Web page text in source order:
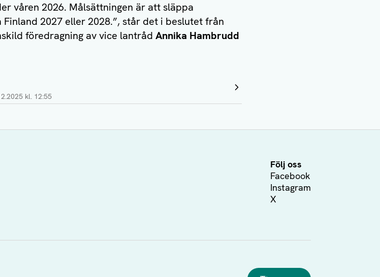
våren 2026. Målsättningen är att släppa
2027 eller 2028.”, står det i beslutet från
föredragning av vice lantråd Annika Hambrudd
kl. 12:55
Följ oss
Facebook
Instagram
X